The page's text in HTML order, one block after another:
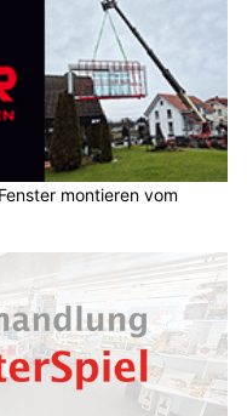
montieren vom